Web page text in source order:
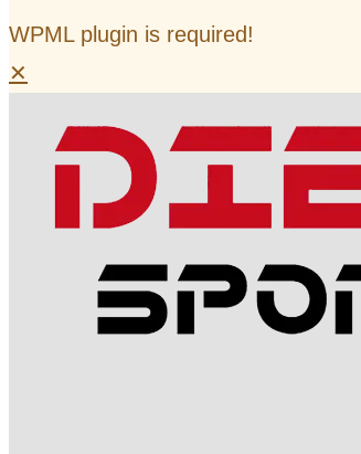
WPML plugin is required!
✕